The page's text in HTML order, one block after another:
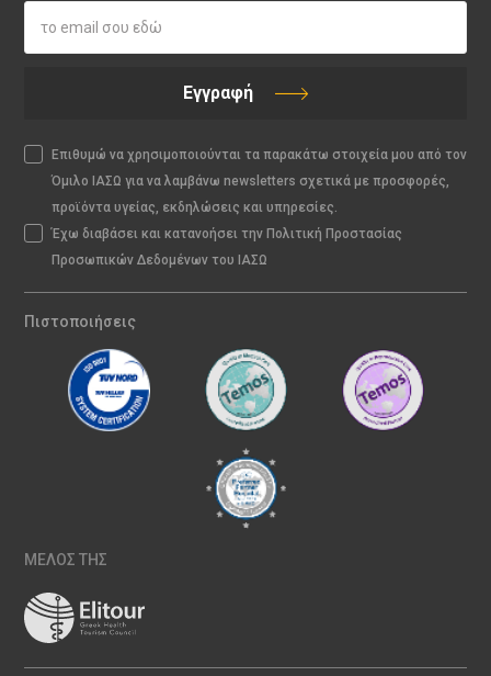
Εγγραφή
Επιθυμώ να χρησιμοποιούνται τα παρακάτω στοιχεία μου από τον
Όμιλο ΙΑΣΩ για να λαμβάνω newsletters σχετικά με προσφορές,
προϊόντα υγείας, εκδηλώσεις και υπηρεσίες.
Έχω διαβάσει και κατανοήσει την Πολιτική Προστασίας
Προσωπικών Δεδομένων του ΙΑΣΩ
Πιστοποιήσεις
ΜΕΛΟΣ ΤΗΣ